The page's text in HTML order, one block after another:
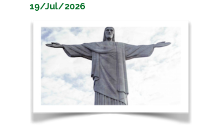
19/Jul/2026